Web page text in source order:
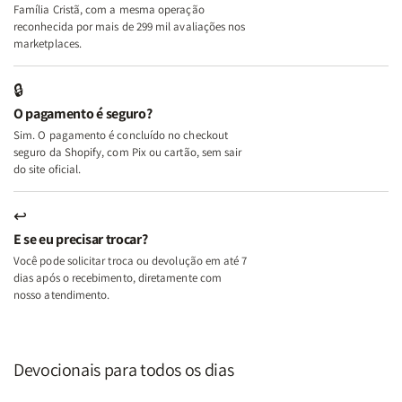
A
Mulher
Lar
A
Lar
Família Cristã, com a mesma operação
reconhecida por mais de 299 mil avaliações nos
marketplaces.
🔒
O pagamento é seguro?
Sim. O pagamento é concluído no checkout
seguro da Shopify, com Pix ou cartão, sem sair
do site oficial.
↩
E se eu precisar trocar?
Você pode solicitar troca ou devolução em até 7
dias após o recebimento, diretamente com
nosso atendimento.
Devocionais para todos os dias